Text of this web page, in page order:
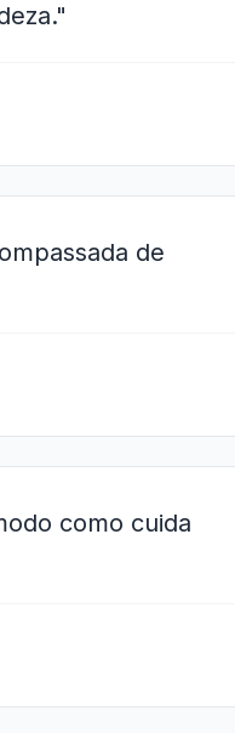
de
como cuida